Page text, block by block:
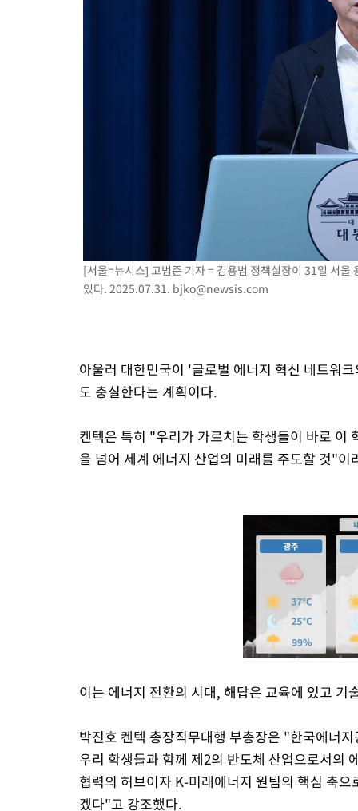
[서울=뉴시스] 고범준 기자 = 김용범 정책실장이 31일 서
있다. 2025.07.31. bjko@newsis.com
아울러 대한민국이 '글로벌 에너지 혁신 네트워
도 충실한다는 계획이다.
켄텍은 특히 "우리가 가르치는 학생들이 바로
을 넘어 세계 에너지 산업의 미래를 주도할 것"이
이는 에너지 전환의 시대, 해답은 교육에 있고
박진호 켄텍 총장직무대행 부총장은 "한국에너
우리 학생들과 함께 제2의 반도체 산업으로서의
협력의 허브이자 K-미래에너지 원팀의 핵심 축
겠다"고 강조했다.